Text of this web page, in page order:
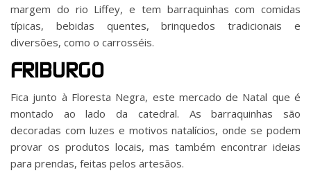
margem do rio Liffey, e tem barraquinhas com comidas
típicas, bebidas quentes, brinquedos tradicionais e
diversões, como o carrosséis.
FRIBURGO
Fica junto à Floresta Negra, este mercado de Natal que é
montado ao lado da catedral. As barraquinhas são
decoradas com luzes e motivos natalícios, onde se podem
provar os produtos locais, mas também encontrar ideias
para prendas, feitas pelos artesãos.